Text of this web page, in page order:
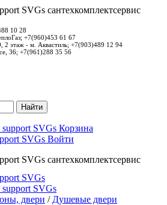
SVGs сантехкомплектсервис
10 28
+7(960)453 61 67
2 этаж - м. Аквастиль; +7(903)489 12 94
36; +7(961)288 35 56
Найти
support SVGs Корзина
SVGs Войти
SVGs сантехкомплектсервис
SVGs
support SVGs
двери / Душевые двери